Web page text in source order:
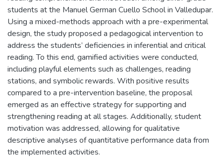
students at the Manuel German Cuello School in Valledupar.
Using a mixed-methods approach with a pre-experimental
design, the study proposed a pedagogical intervention to
address the students’ deficiencies in inferential and critical
reading. To this end, gamified activities were conducted,
including playful elements such as challenges, reading
stations, and symbolic rewards. With positive results
compared to a pre-intervention baseline, the proposal
emerged as an effective strategy for supporting and
strengthening reading at all stages. Additionally, student
motivation was addressed, allowing for qualitative
descriptive analyses of quantitative performance data from
the implemented activities.